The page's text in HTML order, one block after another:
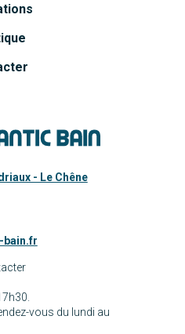
- Le Chêne
bain.fr
vous du lundi au